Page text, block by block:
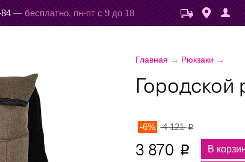
— бесплатно, пн-пт с 9 до 18
Главная → Рюкзаки →
Городской
-6% 4 121p
3 870 p В